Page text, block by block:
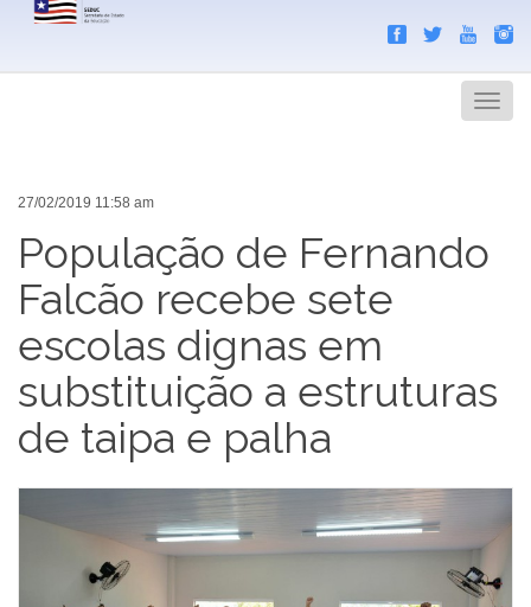
Menu
27/02/2019 11:58 am
População de Fernando
Falcão recebe sete
escolas dignas em
substituição a estruturas
de taipa e palha